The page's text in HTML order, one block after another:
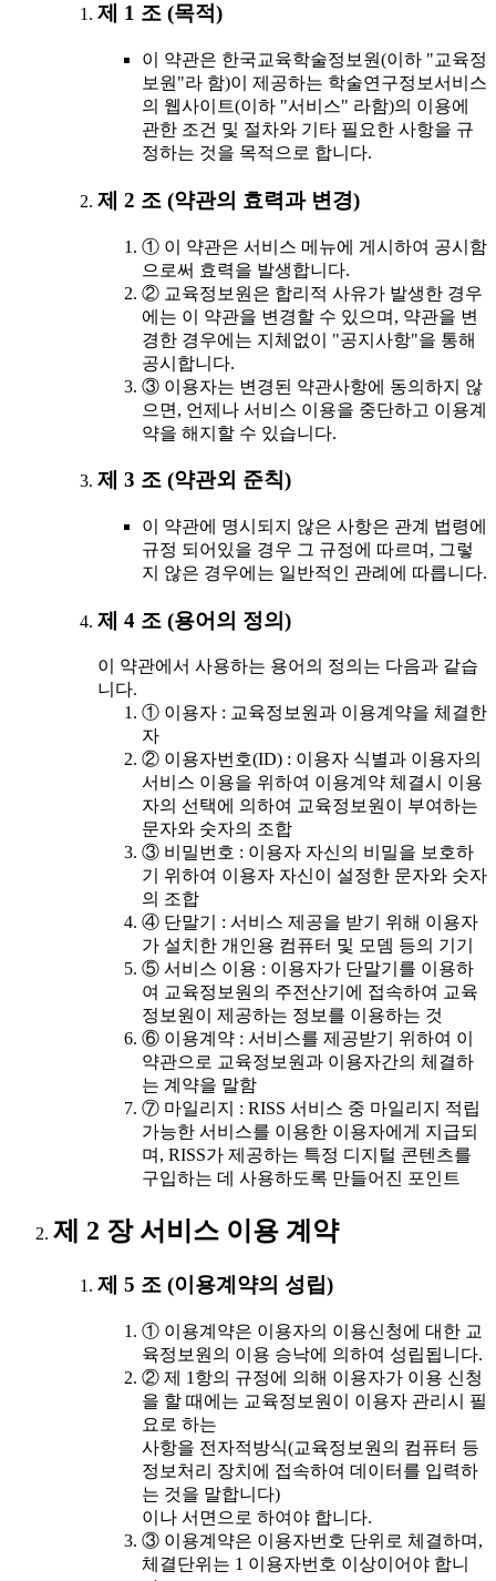
제 1 조 (목적)
이 약관은 한국교육학술정보원(이하 "교육정
보원"라 함)이 제공하는 학술연구정보서비스
의 웹사이트(이하 "서비스" 라함)의 이용에
관한 조건 및 절차와 기타 필요한 사항을 규
정하는 것을 목적으로 합니다.
제 2 조 (약관의 효력과 변경)
① 이 약관은 서비스 메뉴에 게시하여 공시함
으로써 효력을 발생합니다.
② 교육정보원은 합리적 사유가 발생한 경우
에는 이 약관을 변경할 수 있으며, 약관을 변
경한 경우에는 지체없이 "공지사항"을 통해
공시합니다.
③ 이용자는 변경된 약관사항에 동의하지 않
으면, 언제나 서비스 이용을 중단하고 이용계
약을 해지할 수 있습니다.
제 3 조 (약관외 준칙)
이 약관에 명시되지 않은 사항은 관계 법령에
규정 되어있을 경우 그 규정에 따르며, 그렇
지 않은 경우에는 일반적인 관례에 따릅니다.
제 4 조 (용어의 정의)
이 약관에서 사용하는 용어의 정의는 다음과 같습
니다.
① 이용자 : 교육정보원과 이용계약을 체결한
자
② 이용자번호(ID) : 이용자 식별과 이용자의
서비스 이용을 위하여 이용계약 체결시 이용
자의 선택에 의하여 교육정보원이 부여하는
문자와 숫자의 조합
③ 비밀번호 : 이용자 자신의 비밀을 보호하
기 위하여 이용자 자신이 설정한 문자와 숫자
의 조합
④ 단말기 : 서비스 제공을 받기 위해 이용자
가 설치한 개인용 컴퓨터 및 모뎀 등의 기기
⑤ 서비스 이용 : 이용자가 단말기를 이용하
여 교육정보원의 주전산기에 접속하여 교육
정보원이 제공하는 정보를 이용하는 것
⑥ 이용계약 : 서비스를 제공받기 위하여 이
약관으로 교육정보원과 이용자간의 체결하
는 계약을 말함
⑦ 마일리지 : RISS 서비스 중 마일리지 적립
가능한 서비스를 이용한 이용자에게 지급되
며, RISS가 제공하는 특정 디지털 콘텐츠를
구입하는 데 사용하도록 만들어진 포인트
제 2 장 서비스 이용 계약
제 5 조 (이용계약의 성립)
① 이용계약은 이용자의 이용신청에 대한 교
육정보원의 이용 승낙에 의하여 성립됩니다.
② 제 1항의 규정에 의해 이용자가 이용 신청
을 할 때에는 교육정보원이 이용자 관리시 필
요로 하는
사항을 전자적방식(교육정보원의 컴퓨터 등
정보처리 장치에 접속하여 데이터를 입력하
는 것을 말합니다)
이나 서면으로 하여야 합니다.
③ 이용계약은 이용자번호 단위로 체결하며,
체결단위는 1 이용자번호 이상이어야 합니